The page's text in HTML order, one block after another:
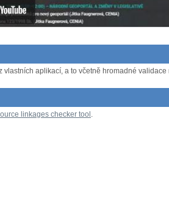
aplikací, a to včetně hromadné
linkages checker tool .